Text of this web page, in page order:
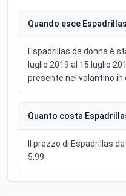
Quando esce
Espadrillas da donna è
luglio 2019 al 15 luglio
presente nel volantino in
Quanto costa
Il prezzo di Espadrillas
5,99.